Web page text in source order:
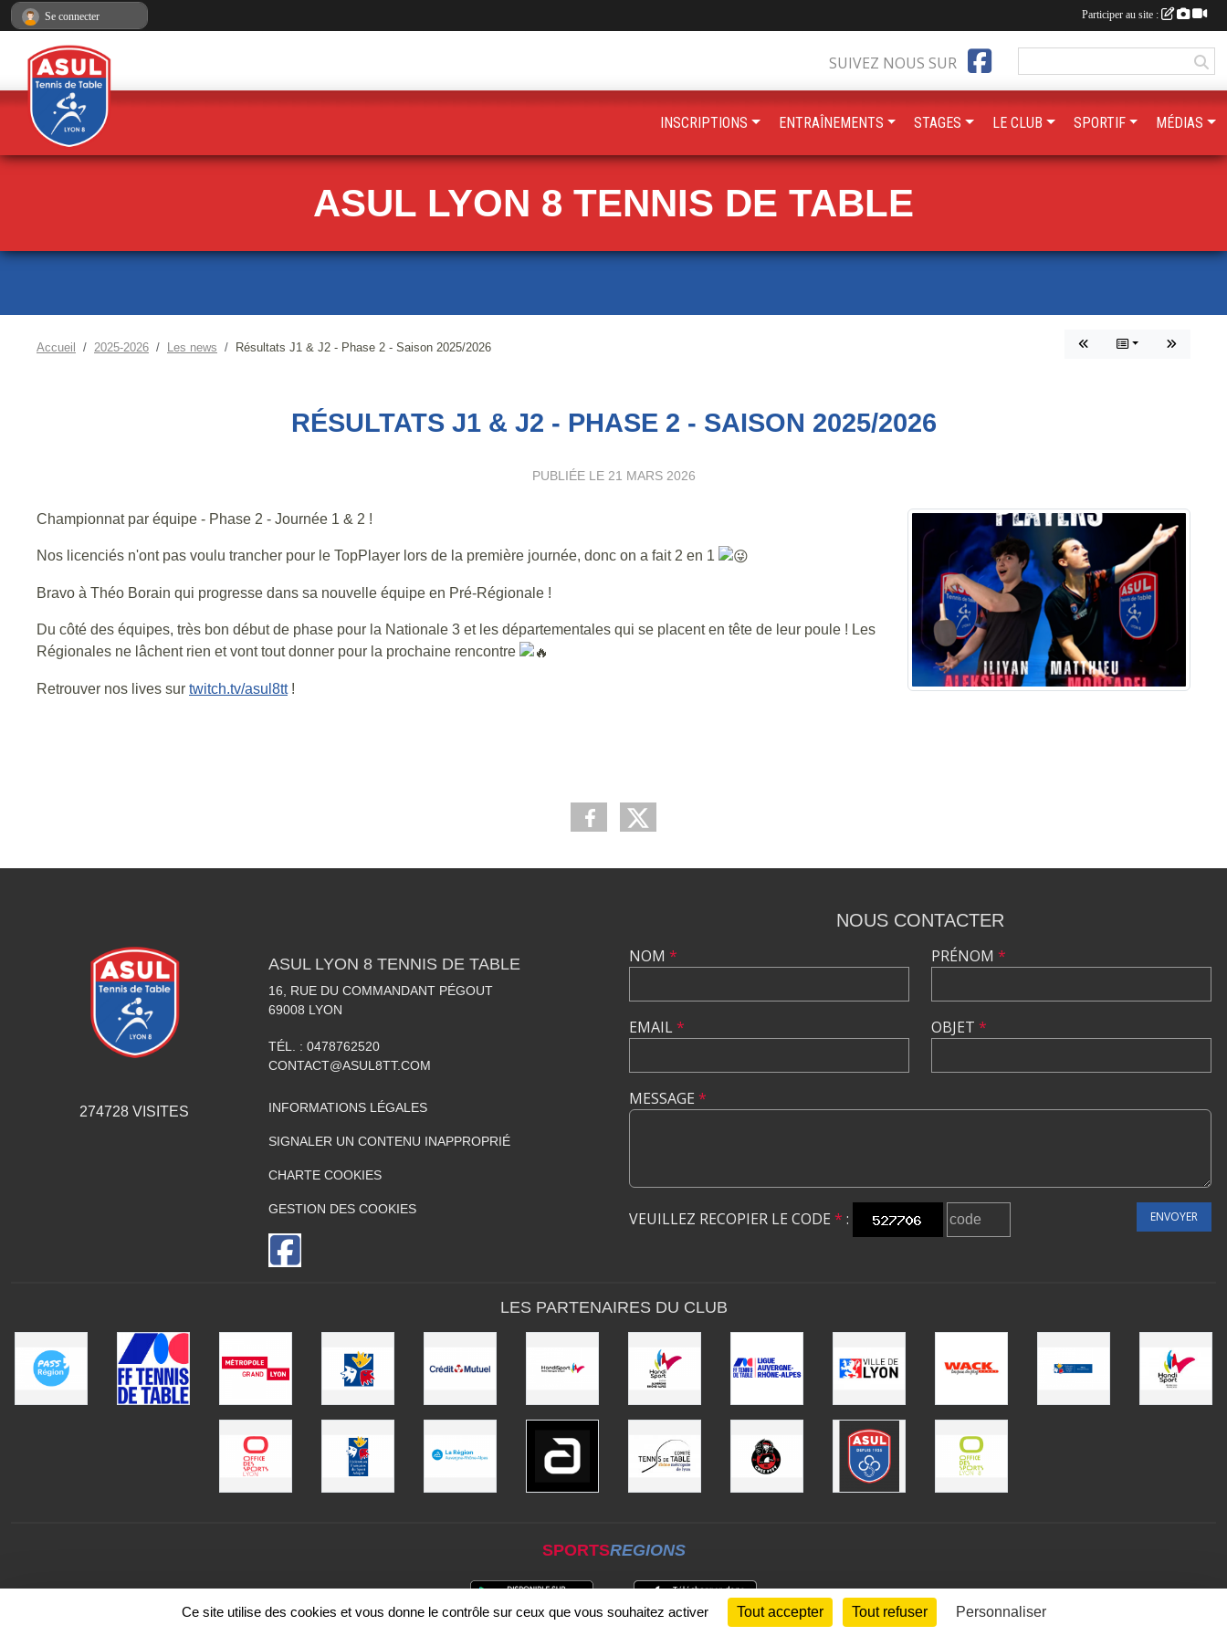
ASUL LYON 8 TENNIS DE TABLE
Accueil 2025-2026 Les news Résultats J1 & J2 - Phase 2 - Saison 2025/2026
RÉSULTATS J1 & J2 - PHASE 2 - SAISON 2025/2026
PUBLIÉE LE 21 MARS 2026
Championnat par équipe - Phase 2 - Journée 1 & 2 !
Nos licenciés n'ont pas voulu trancher pour le TopPlayer lors de la première journée, donc on a fait 2 en 1
Bravo à Théo Borain qui progresse dans sa nouvelle équipe en Pré-Régionale !
Du côté des équipes, très bon début de phase pour la Nationale 3 et les départementales qui se placent en tête de leur poule ! Les
Régionales ne lâchent rien et vont tout donner pour la prochaine rencontre
Retrouver nos lives sur twitch.tv/asul8tt!
SUIVEZ NOUS SUR
INSCRIPTIONS ENTRAÎNEMENTS STAGES LE CLUB SPORTIF MÉDIAS
274728 VISITES
ASUL LYON 8 TENNIS DE TABLE
16, RUE DU COMMANDANT PÉGOUT
69008 LYON
TÉL. : 0478762520
CONTACT@ASUL8TT.COM
INFORMATIONS LÉGALES
SIGNALER UN CONTENU INAPPROPRIÉ
CHARTE COOKIES
GESTION DES COOKIES
NOUS CONTACTER
NOM *
EMAIL*
PRÉNOM *
OBJET *
MESSAGE *
VEUILLEZ RECOPIER LE CODE * : ENVOYER
LES PARTENAIRES DU CLUB
SPORTSREGIONS
Se connecter Participer au site :
Panneau de gestion des cookies
Ce site utilise des cookies et vous donne le contrôle sur ceux que vous souhaitez activer Tout accepter Tout refuser Personnaliser